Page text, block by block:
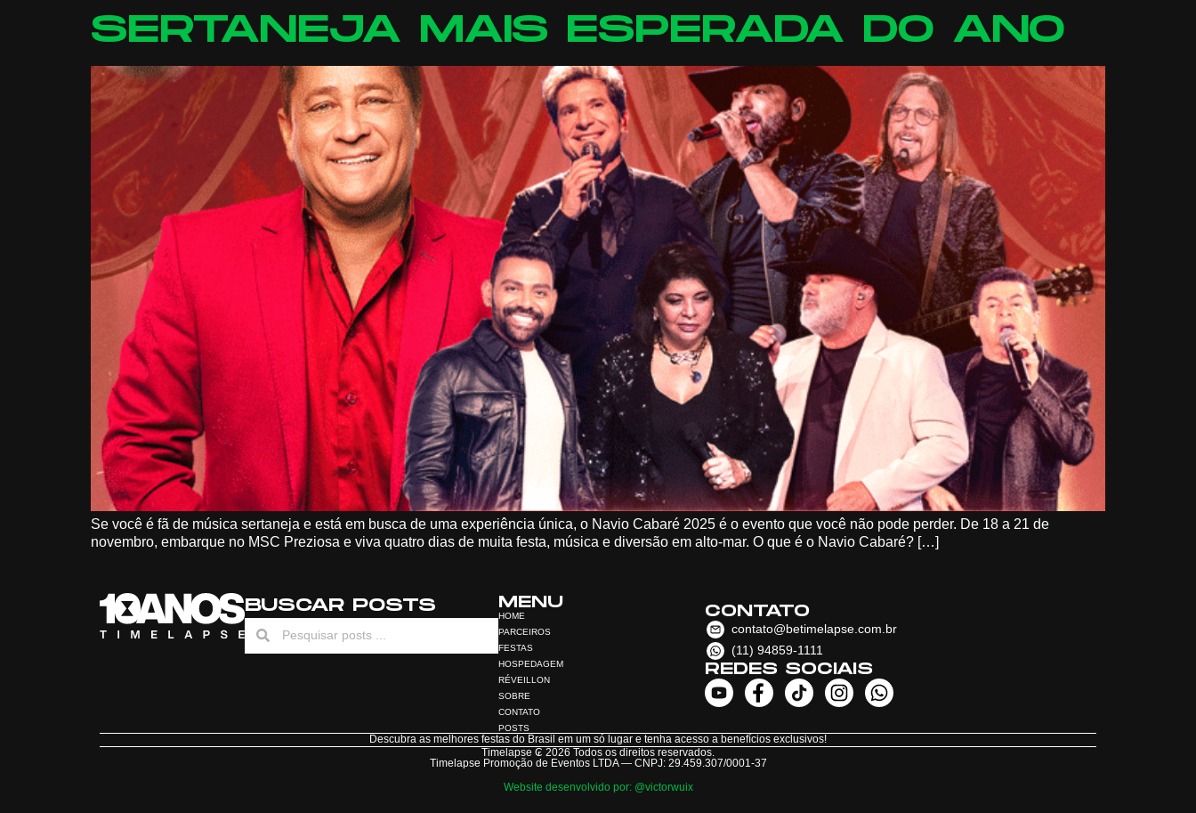
SERTANEJA MAIS ESPERADA DO ANO
Se você é fã de música sertaneja e está em busca de uma experiência única, o Navio Cabaré 2025 é o evento que você não pode perder. De 18 a 21 de
novembro, embarque no MSC Preziosa e viva quatro dias de muita festa, música e diversão em alto-mar. O que é o Navio Cabaré? […]
BUSCAR POSTS MENU
HOME
PARCEIROS
FESTAS
HOSPEDAGEM
RÉVEILLON
SOBRE
CONTATO
POSTS
CONTATO
contato@betimelapse.com.br
(11) 94859-1111
REDES SOCIAIS
Descubra as melhores festas do Brasil em um só lugar e tenha acesso a benefícios exclusivos!
Timelapse ₢ 2026 Todos os direitos reservados.
Timelapse Promoção de Eventos LTDA — CNPJ: 29.459.307/0001-37
Website desenvolvido por: @victorwuix